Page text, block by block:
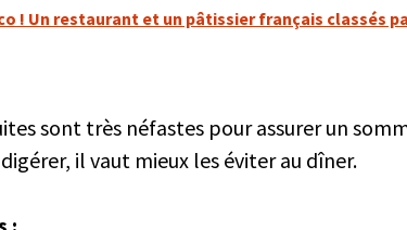
! Un restaurant et un pâtissier français classés
sont très néfastes pour assurer un
il vaut mieux les éviter au dîner.